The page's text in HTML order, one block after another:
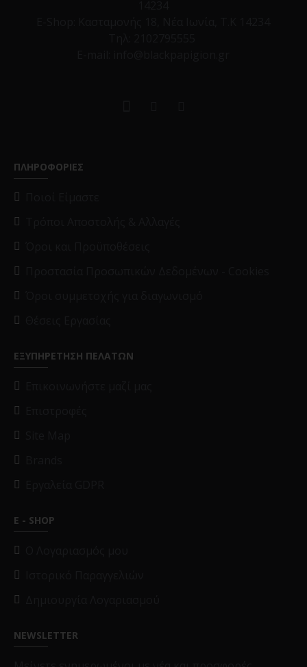
ΠΛΗΡΟΦΟΡΙΕΣ
ΕΞΥΠΗΡΕΤΗΣΗ ΠΕΛΑΤΩΝ
E - SHOP
NEWSLETTER